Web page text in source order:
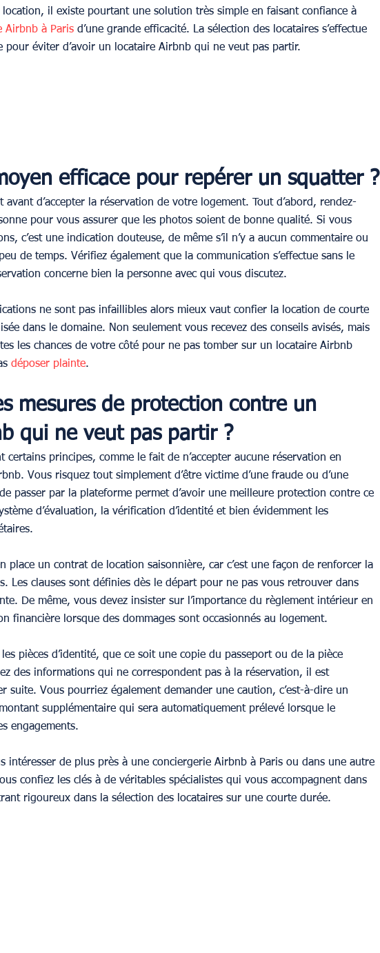
location, il existe pourtant une solution très simple en faisant confiance à
Airbnb à Paris d’une grande efficacité. La sélection des locataires s’effectue
pour éviter d’avoir un locataire Airbnb qui ne veut pas partir.
efficace pour repérer un squatter ?
avant d’accepter la réservation de votre logement. Tout d’abord, rendez-
pour vous assurer que les photos soient de bonne qualité. Si vous
c’est une indication douteuse, de même s’il n’y a aucun commentaire ou
de temps. Vérifiez également que la communication s’effectue sans le
concerne bien la personne avec qui vous discutez.
ne sont pas infaillibles alors mieux vaut confier la location de courte
dans le domaine. Non seulement vous recevez des conseils avisés, mais
les chances de votre côté pour ne pas tomber sur un locataire Airbnb
déposer plainte.
mesures de protection contre un
qui ne veut pas partir ?
certains principes, comme le fait de n’accepter aucune réservation en
Vous risquez tout simplement d’être victime d’une fraude ou d’une
passer par la plateforme permet d’avoir une meilleure protection contre ce
d’évaluation, la vérification d’identité et bien évidemment les
place un contrat de location saisonnière, car c’est une façon de renforcer la
Les clauses sont définies dès le départ pour ne pas vous retrouver dans
De même, vous devez insister sur l’importance du règlement intérieur en
financière lorsque des dommages sont occasionnés au logement.
pièces d’identité, que ce soit une copie du passeport ou de la pièce
des informations qui ne correspondent pas à la réservation, il est
suite. Vous pourriez également demander une caution, c’est-à-dire un
supplémentaire qui sera automatiquement prélevé lorsque le
engagements.
intéresser de plus près à une conciergerie Airbnb à Paris ou dans une autre
confiez les clés à de véritables spécialistes qui vous accompagnent dans
rigoureux dans la sélection des locataires sur une courte durée.